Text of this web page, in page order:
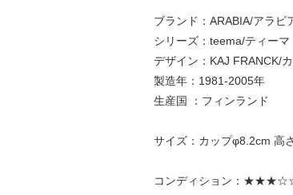
ブランド：ARABIA/アラ
シリーズ：teema/ティーマ
デザイン：KAJ FRANCK/
製造年：1981-2005年
生産国 ：フィンランド
サイズ：カップφ8.2cm
コンディション：